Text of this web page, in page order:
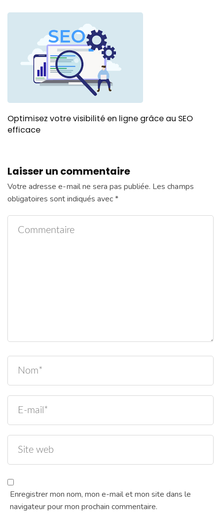
Optimisez votre visibilité en ligne grâce au SEO
efficace
Laisser un commentaire
Votre adresse e-mail ne sera pas publiée. Les champs
obligatoires sont indiqués avec*
Enregistrer mon nom, mon e-mail et mon site dans le
navigateur pour mon prochain commentaire.